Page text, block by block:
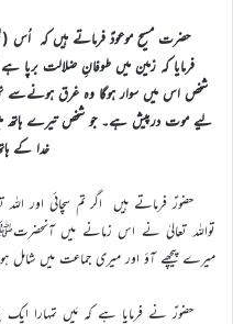
حضرت مسیح موعودؑ فرماتے ہیں کہ اُس
فرمایا کہ زمین میں طوفانِ ضلالت
شخص اس میں سوار ہوگا وہ غرق ہونےسے
لیے موت درپیش ہے۔ جو شخص تیرے ہاتھ
خدا کے
حضورؑ فرماتے ہیں اگر تم سچائی اور
تواللہ تعالیٰ نے اس زمانے میں
میرے پیچھے آؤ اور میری جماعت میں شامل
حضورؑ نے فرمایا ہے کہ مَیں تمہارا ایک